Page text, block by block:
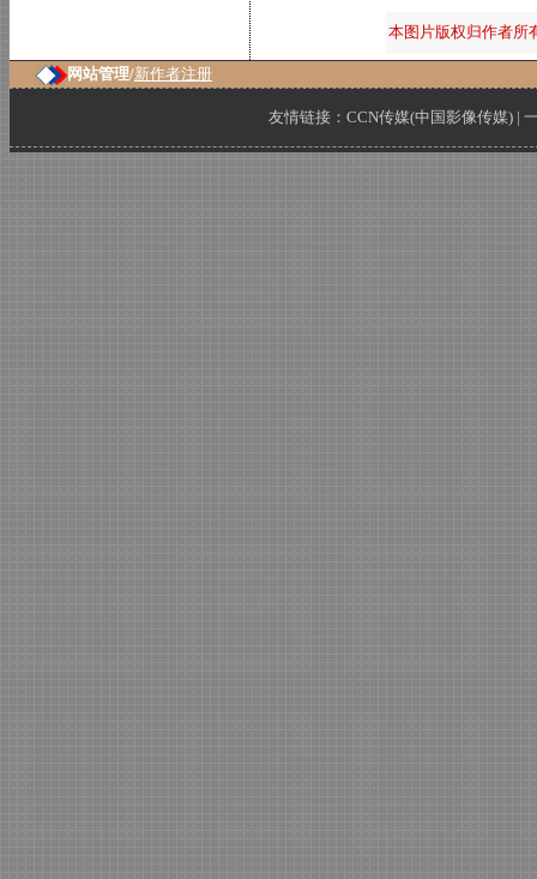
本图片版权归作者所
网站管理/新作者注册
友情链接： CCN传媒(中国影像传媒) |